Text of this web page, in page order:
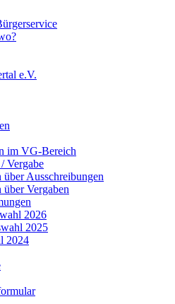
e.V.
im VG-Bereich
Vergabe
Ausschreibungen
Vergaben
2026
2025
2024